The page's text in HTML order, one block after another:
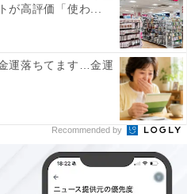
の人気商品5選
が高評価「使わ...
運落ちてます…金運
Recommended by